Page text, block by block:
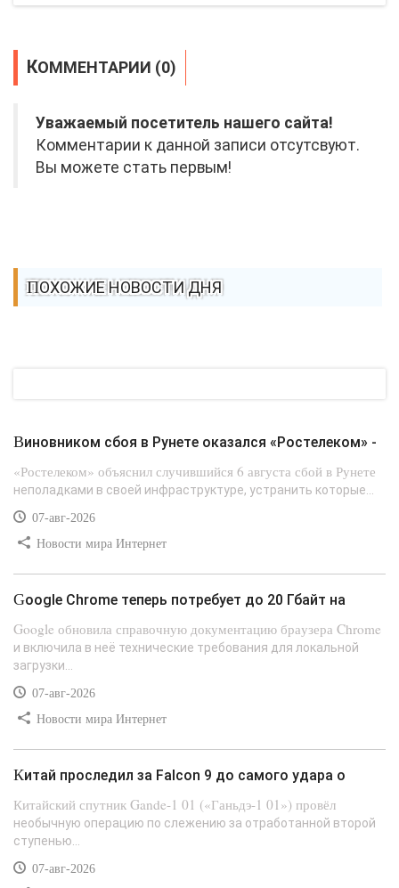
КОММЕНТАРИИ (0)
Уважаемый посетитель нашего сайта!
Комментарии к данной записи отсутсвуют.
Вы можете стать первым!
ПОХОЖИЕ НОВОСТИ ДНЯ
Виновником сбоя в Рунете оказался «Ростелеком» -
«Ростелеком» объяснил случившийся 6 августа сбой в Рунете
неполадками в своей инфраструктуре, устранить которые...
07-авг-2026
Новости мира Интернет
Google Chrome теперь потребует до 20 Гбайт на
Google обновила справочную документацию браузера Chrome
и включила в неё технические требования для локальной
загрузки...
07-авг-2026
Новости мира Интернет
Китай проследил за Falcon 9 до самого удара о
Китайский спутник Gande-1 01 («Ганьдэ-1 01») провёл
необычную операцию по слежению за отработанной второй
ступенью...
07-авг-2026